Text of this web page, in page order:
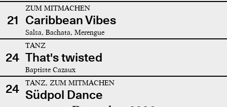
21
ZUM MITMACHEN
Caribbean Vibes
Salsa, Bachata, Merengue
24
TANZ
That's twisted
Baptiste Cazaux
24 TANZ, ZUM MITMACHEN
Südpol Dance